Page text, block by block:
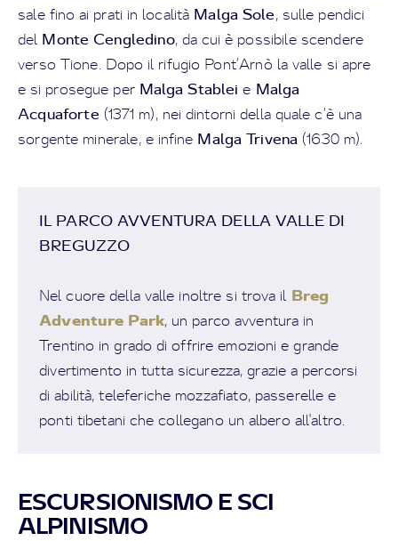
sale fino ai prati in località Malga Sole, sulle pendici
del Monte Cengledino, da cui è possibile scendere
verso Tione. Dopo il rifugio Pont’Arnò la valle si apre
e si prosegue per Malga Stablei e Malga
Acquaforte (1371 m), nei dintorni della quale c’è una
sorgente minerale, e infine Malga Trivena (1630 m).
IL PARCO AVVENTURA DELLA VALLE DI
BREGUZZO
Nel cuore della valle inoltre si trova il Breg
Adventure Park, un parco avventura in
Trentino in grado di offrire emozioni e grande
divertimento in tutta sicurezza, grazie a percorsi
di abilità, teleferiche mozzafiato, passerelle e
ponti tibetani che collegano un albero all'altro.
ESCURSIONISMO E SCI
ALPINISMO